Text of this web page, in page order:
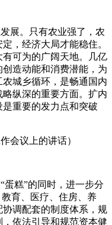
展。只有农业强了，农
，经济大局才能稳住。
可为的广阔天地。几亿
造动能和消费潜能，为
城乡循环，是畅通国内
纵深的重要方面。扩内
重要的发力点和突破
会议上的讲话）
蛋糕”的同时，进一步分
育、医疗、住房、养
调配套的制度体系，规
依法引导和规范资本健